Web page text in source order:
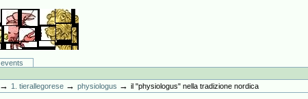
events
→1. tierallegorese →physiologus →il "physiologus" nella tradizione nordica